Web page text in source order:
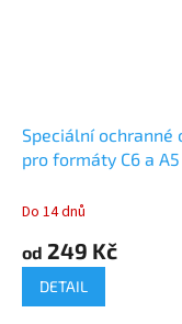
Speciální ochranné
pro formáty C6 a A5
Do 14 dnů
od 249 Kč
DETAIL